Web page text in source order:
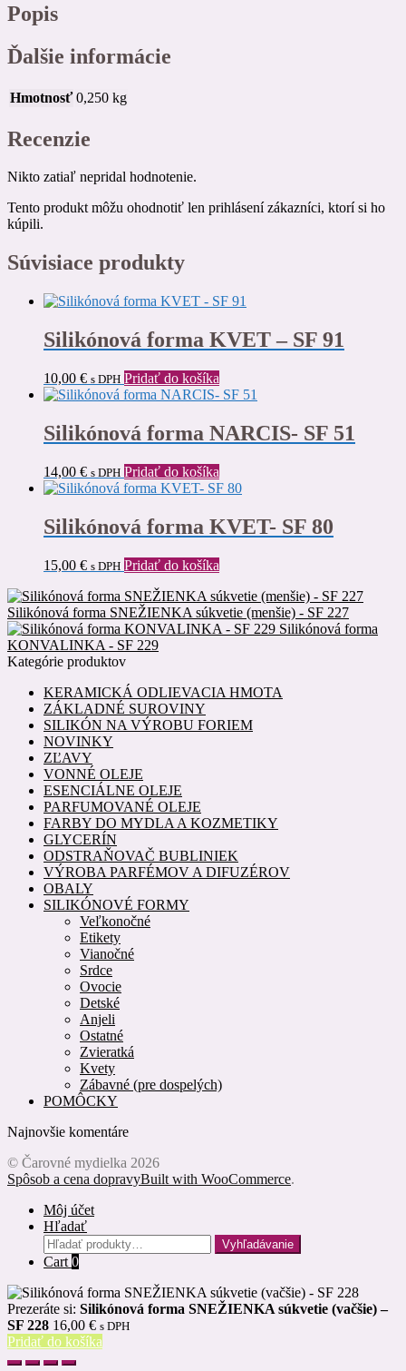
Popis
Ďalšie informácie
Hmotnosť 0,250 kg
Recenzie
Nikto zatiaľ nepridal hodnotenie.
Tento produkt môžu ohodnotiť len prihlásení zákazníci, ktorí si ho
kúpili.
Súvisiace produkty
Silikónová forma KVET – SF 91
10,00 € s DPH Pridať do košíka
Silikónová forma NARCIS- SF 51
14,00 € s DPH Pridať do košíka
Silikónová forma KVET- SF 80
15,00 € s DPH Pridať do košíka
Silikónová forma SNEŽIENKA súkvetie (menšie) - SF 227
Silikónová forma
KONVALINKA - SF 229
Kategórie produktov
KERAMICKÁ ODLIEVACIA HMOTA
ZÁKLADNÉ SUROVINY
SILIKÓN NA VÝROBU FORIEM
NOVINKY
ZĽAVY
VONNÉ OLEJE
ESENCIÁLNE OLEJE
PARFUMOVANÉ OLEJE
FARBY DO MYDLA A KOZMETIKY
GLYCERÍN
ODSTRAŇOVAČ BUBLINIEK
VÝROBA PARFÉMOV A DIFUZÉROV
OBALY
SILIKÓNOVÉ FORMY
Veľkonočné
Etikety
Vianočné
Srdce
Ovocie
Detské
Anjeli
Ostatné
Zvieratká
Kvety
Zábavné (pre dospelých)
POMÔCKY
Najnovšie komentáre
© Čarovné mydielka 2026
Spôsob a cena dopravyBuilt with WooCommerce.
Môj účet
Hľadať
Hľadať:
Vyhľadávanie
Cart 0
Prezeráte si: Silikónová forma SNEŽIENKA súkvetie (vačšie) –
SF 228 16,00 € s DPH
Pridať do košíka